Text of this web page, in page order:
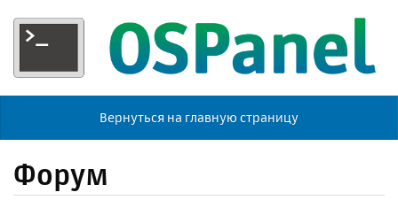
Вернуться на главную страницу
Форум